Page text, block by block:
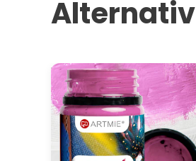
Boje za tekstil i kožu ARTMIE
CACADU 50 ml